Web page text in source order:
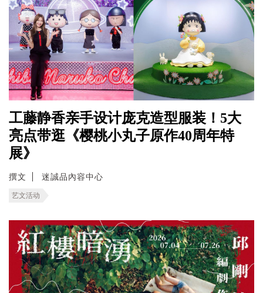
工藤静香亲手设计庞克造型服装！5大
亮点带逛《樱桃小丸子原作40周年特
展》
撰文 迷誠品內容中心
艺文活动